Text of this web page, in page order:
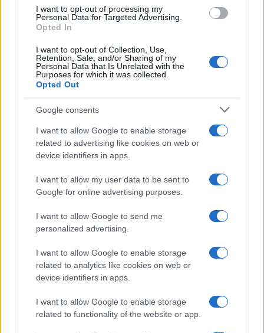
I want to opt-out of processing my
Personal Data for Targeted Advertising.
Opted In
I want to opt-out of Collection, Use,
Retention, Sale, and/or Sharing of my
Personal Data that Is Unrelated with the
Purposes for which it was collected.
Opted Out
Google consents
I want to allow Google to enable storage
related to advertising like cookies on web or
device identifiers in apps.
I want to allow my user data to be sent to
Google for online advertising purposes.
I want to allow Google to send me
personalized advertising.
I want to allow Google to enable storage
related to analytics like cookies on web or
device identifiers in apps.
I want to allow Google to enable storage
related to functionality of the website or app.
Francesca Lombardi · 7 Ago 2026
NOTIZIE
Scoperte carcasse di moto e motori in container
NOTIZIE